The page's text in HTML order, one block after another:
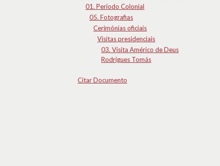
01. Período Colonial
05. Fotografias
Cerimónias oficiais
Visitas presidenciais
03. Visita Américo de Deus
Rodrigues Tomás
Citar Documento